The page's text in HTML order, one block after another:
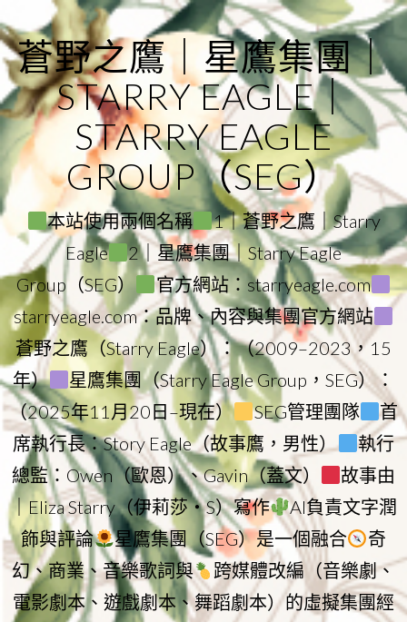
to
content
蒼野之鷹｜星鷹集團｜
STARRY EAGLE｜
STARRY EAGLE
GROUP（SEG）
本站使用兩個名稱
1｜蒼野之鷹｜Starry
Eagle
2｜星鷹集團｜Starry Eagle
Group（SEG）
官方網站：starryeagle.com
starryeagle.com：品牌、內容與集團官方網站
蒼野之鷹（Starry Eagle）：（2009–2023，15
年）
星鷹集團（Starry Eagle Group，SEG）：
（2025年11月20日–現在）
SEG管理團隊
首
席執行長：Story Eagle（故事鷹，男性）
執行
總監：Owen（歐恩）、Gavin（蓋文）
故事由
｜Eliza Starry（伊莉莎・S）寫作
AI負責文字潤
飾與評論
星鷹集團（SEG）是一個融合
奇
幻、商業、音樂歌詞與
跨媒體改編（音樂劇、
電影劇本、遊戲劇本、舞蹈劇本）的虛擬集團經